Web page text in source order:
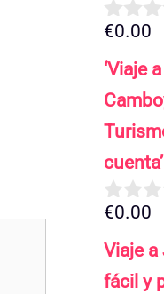
0
e
5
€0.00
‘Viaje
0
e
5
€0.00
Viaje
fácil y